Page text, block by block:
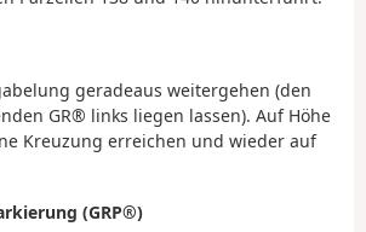
geradeaus weitergehen (den
GR® links liegen lassen). Auf Höhe
Kreuzung erreichen und wieder auf
(GRP®)